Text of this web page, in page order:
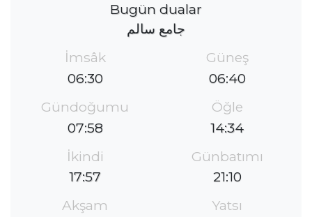
Bugün dualar
جامع سالم
İmsâk
06:30
Güneş
06:40
Gündoğumu
07:58
Öğle
14:34
İkindi
17:57
Günbatımı
21:10
Akşam
Yatsı